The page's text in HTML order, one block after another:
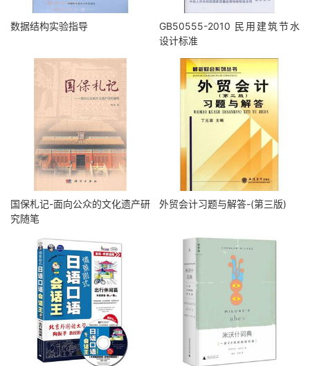
数据结构实验指导
GB50555-2010 民用建筑节水
设计标准
国保札记-面向公众的文化遗产研
究随笔
外贸会计习题与解答-(第三版)